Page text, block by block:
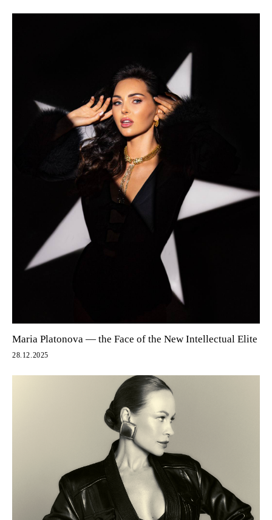
Maria Platonova — the Face of the New Intellectual Elite
28.12.2025